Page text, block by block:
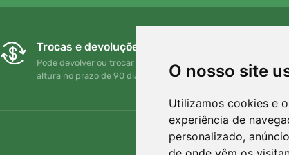
O nosso site
Utilizamos cookies e
experiência de
personalizado,
Trocas e devoluções gratuitas
Pode devolver ou trocar a sua encomenda em qualquer
altura no prazo de 90 dias